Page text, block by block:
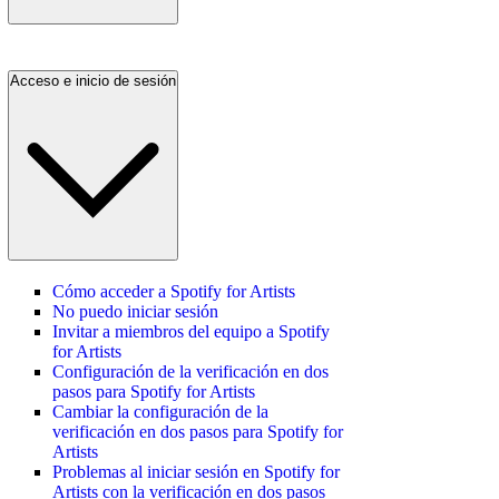
Acceso e inicio de sesión
Cómo acceder a Spotify for Artists
No puedo iniciar sesión
Invitar a miembros del equipo a Spotify
for Artists
Configuración de la verificación en dos
pasos para Spotify for Artists
Cambiar la configuración de la
verificación en dos pasos para Spotify for
Artists
Problemas al iniciar sesión en Spotify for
Artists con la verificación en dos pasos